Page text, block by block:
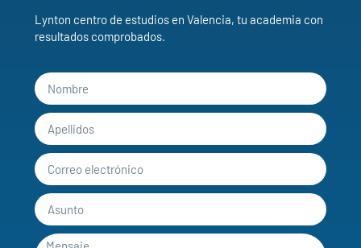
Lynton centro de estudios en Valencia, tu academia con
resultados comprobados.